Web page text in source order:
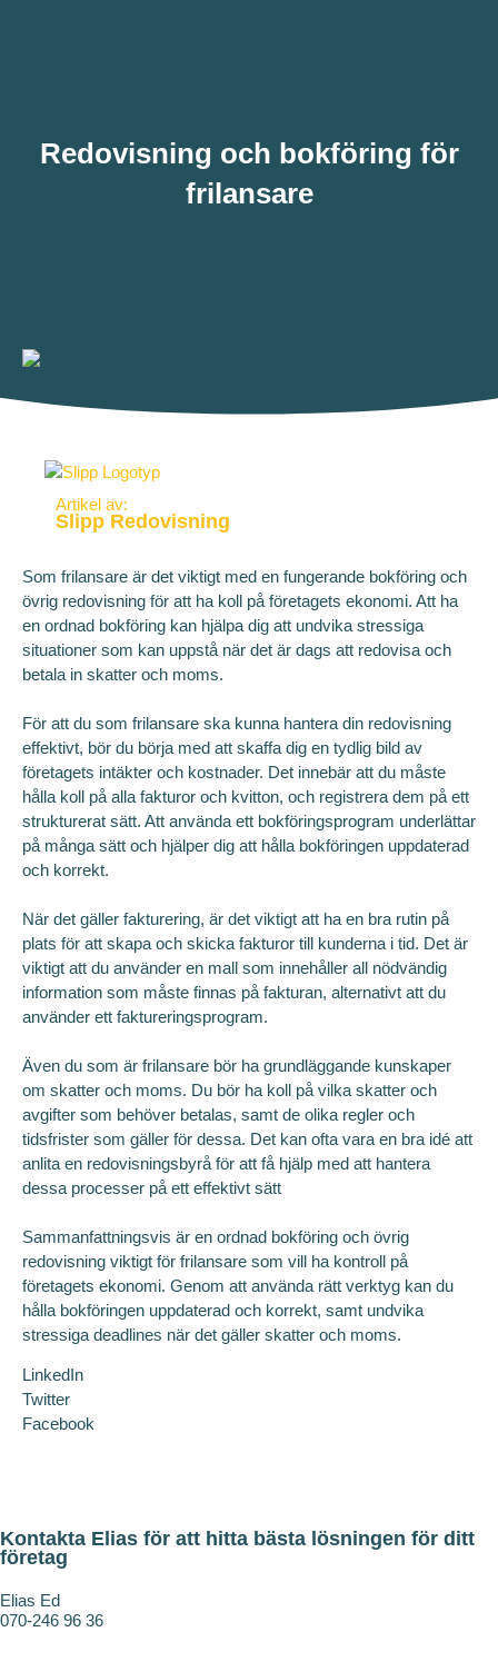
Redovisning och bokföring för
frilansare
Artikel av:
Slipp Redovisning
Som frilansare är det viktigt med en fungerande bokföring och
övrig redovisning för att ha koll på företagets ekonomi. Att ha
en ordnad bokföring kan hjälpa dig att undvika stressiga
situationer som kan uppstå när det är dags att redovisa och
betala in skatter och moms.
För att du som frilansare ska kunna hantera din redovisning
effektivt, bör du börja med att skaffa dig en tydlig bild av
företagets intäkter och kostnader. Det innebär att du måste
hålla koll på alla fakturor och kvitton, och registrera dem på ett
strukturerat sätt. Att använda ett bokföringsprogram underlättar
på många sätt och hjälper dig att hålla bokföringen uppdaterad
och korrekt.
När det gäller fakturering, är det viktigt att ha en bra rutin på
plats för att skapa och skicka fakturor till kunderna i tid. Det är
viktigt att du använder en mall som innehåller all nödvändig
information som måste finnas på fakturan, alternativt att du
använder ett faktureringsprogram.
Även du som är frilansare bör ha grundläggande kunskaper
om skatter och moms. Du bör ha koll på vilka skatter och
avgifter som behöver betalas, samt de olika regler och
tidsfrister som gäller för dessa. Det kan ofta vara en bra idé att
anlita en redovisningsbyrå för att få hjälp med att hantera
dessa processer på ett effektivt sätt
Sammanfattningsvis är en ordnad bokföring och övrig
redovisning viktigt för frilansare som vill ha kontroll på
företagets ekonomi. Genom att använda rätt verktyg kan du
hålla bokföringen uppdaterad och korrekt, samt undvika
stressiga deadlines när det gäller skatter och moms.
LinkedIn
Twitter
Facebook
Kontakta Elias för att hitta bästa lösningen för ditt
företag
Elias Ed
070-246 96 36